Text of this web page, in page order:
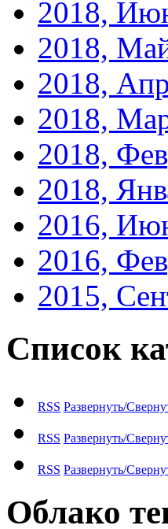
2018,
2018,
2018,
2018,
2018,
2018,
2016,
2016,
2015,
Список
RSS Развернуть/
RSS Развернуть/
RSS Развернуть/
Облако